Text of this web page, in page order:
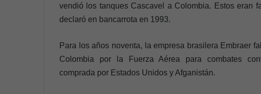
vendió los tanques Cascavel a Colombia. Estos eran
declaró en bancarrota en 1993.
Para los años noventa, la empresa brasilera Embraer
Colombia por la Fuerza Aérea para combates
comprada por Estados Unidos y Afganistán.